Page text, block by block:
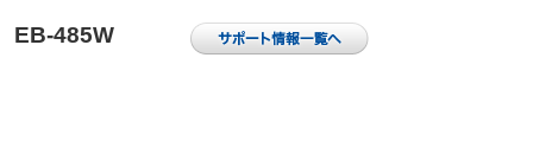
EB-485W